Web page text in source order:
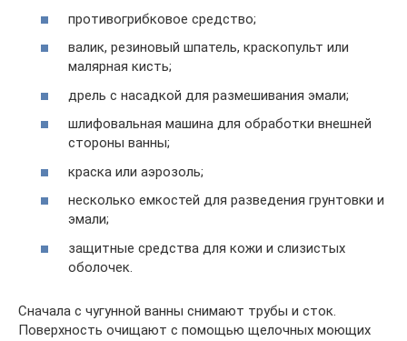
противогрибковое средство;
валик, резиновый шпатель, краскопульт или
малярная кисть;
дрель с насадкой для размешивания эмали;
шлифовальная машина для обработки внешней
стороны ванны;
краска или аэрозоль;
несколько емкостей для разведения грунтовки и
эмали;
защитные средства для кожи и слизистых
оболочек.
Сначала с чугунной ванны снимают трубы и сток.
Поверхность очищают с помощью щелочных моющих